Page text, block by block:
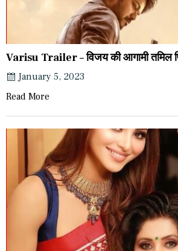
Varisu Trailer – विजय की आगामी तमिल
January 5, 2023
Read More